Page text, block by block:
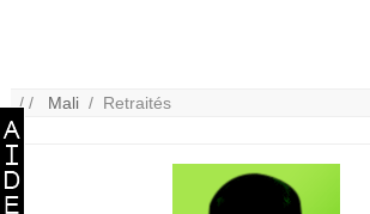
/ / Mali / Retraités